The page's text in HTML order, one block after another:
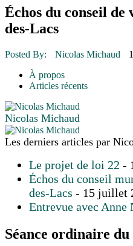
Le rendez-vous des bolides
30 juin 2015 | Fantaisie et
16 juillet 2026
16 juillet 2026 |
16 juillet 2026
16 juillet 2026
Échos du conseil
des-Lacs
Posted By: Nicolas Michaud
À propos
Articles récents
Nicolas Michaud
Les derniers articles par
Le projet de loi 22 -
Échos du conseil
des-Lacs - 15 juillet
Entrevue avec Anne
Séance ordinaire du